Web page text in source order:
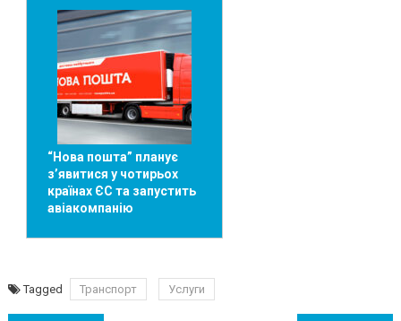
“Нова пошта” планує
зʼявитися у чотирьох
країнах ЄС та запустить
авіакомпанію
Tagged Транспорт Услуги